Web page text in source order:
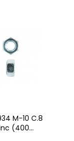
M-10 C.8
(400...